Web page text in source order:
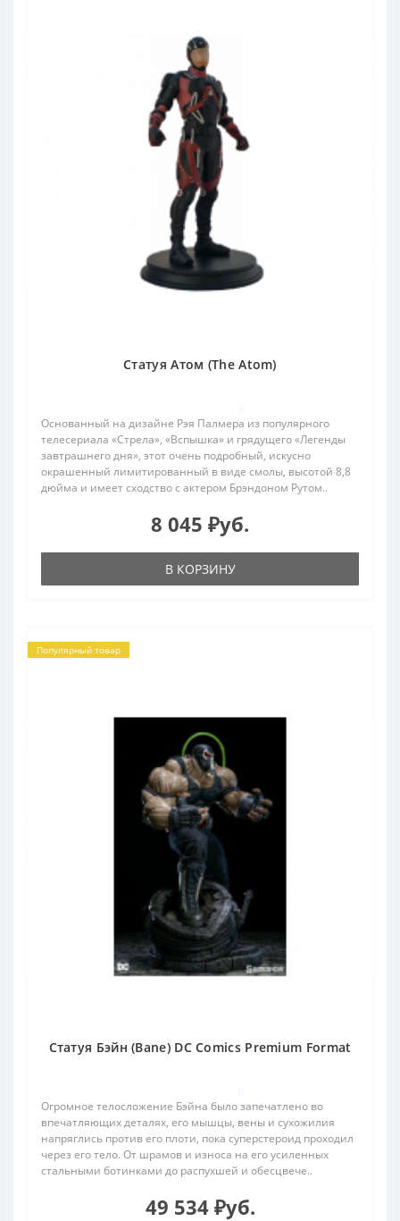
Статуя Атом (The Atom)
Основанный на дизайне Рэя Палмера из популярного
телесериала «Стрела», «Вспышка» и грядущего «Легенды
завтрашнего дня», этот очень подробный, искусно
окрашенный лимитированный в виде смолы, высотой 8,8
дюйма и имеет сходство с актером Брэндоном Рутом..
8 045 ₽уб.
В КОРЗИНУ
Популярный товар
Статуя Бэйн (Bane) DC Comics Premium Format
Огромное телосложение Бэйна было запечатлено во
впечатляющих деталях, его мышцы, вены и сухожилия
напряглись против его плоти, пока суперстероид проходил
через его тело. От шрамов и износа на его усиленных
стальными ботинками до распухшей и обесцвече..
49 534 ₽уб.